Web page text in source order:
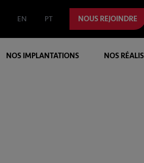
EN PT NOUS REJOINDRE
NOS IMPLANTATIONS NOS